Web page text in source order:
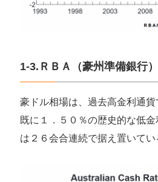
1-3.ＲＢＡ（豪州準備銀行
豪ドル相場は、過去高金利通貨
既に１．５０％の歴史的な低
は２６会合連続で据え置いてい